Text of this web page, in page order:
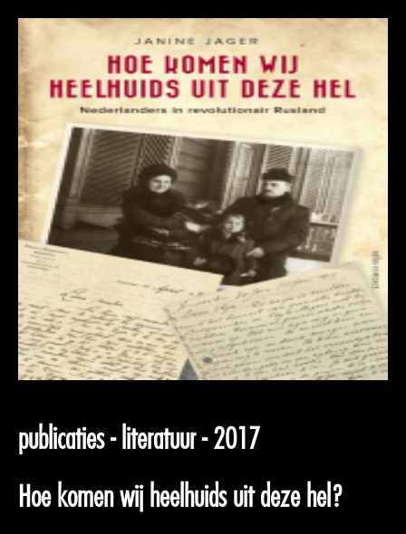
publicaties - literatuur - 2017
Hoe komen wij heelhuids uit deze hel?